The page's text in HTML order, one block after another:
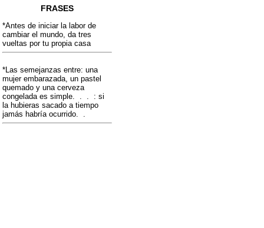
FRASES
*Antes de iniciar la labor de
cambiar el mundo, da tres
vueltas por tu propia casa
*Las semejanzas entre: una
mujer embarazada, un pastel
quemado y una cerveza
congelada es simple. . . : si
la hubieras sacado a tiempo
jamás habría ocurrido. .